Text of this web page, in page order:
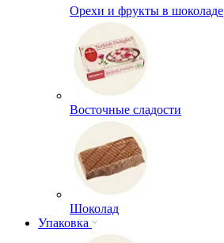
Орехи и фрукты в шоколаде
Восточные сладости
Шоколад
Упаковка